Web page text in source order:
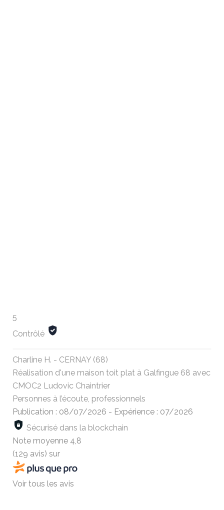
5
Contrôlé
Charline H. - CERNAY (68)
Réalisation d'une maison toit plat à Galfingue 68 avec
CMOC2 Ludovic Chaintrier
Personnes à l’écoute, professionnels
Publication : 08/07/2026 - Expérience : 07/2026
Sécurisé dans la blockchain
Note moyenne 4,8
(129 avis) sur
Voir tous les avis